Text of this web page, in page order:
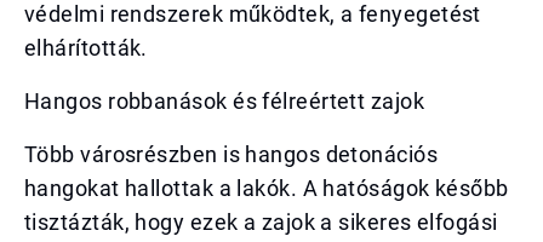
védelmi rendszerek működtek, a fenyegetést
elhárították.
Hangos robbanások és félreértett zajok
Több városrészben is hangos detonációs
hangokat hallottak a lakók. A hatóságok később
tisztázták, hogy ezek a zajok a sikeres elfogási